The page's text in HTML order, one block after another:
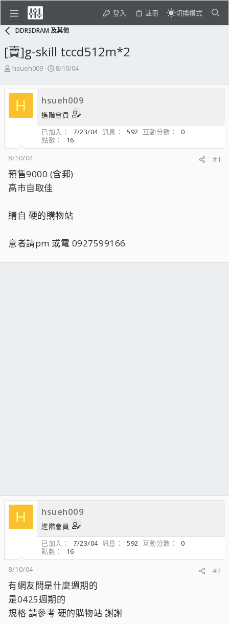
登入 註冊 切換模式
DDRSDRAM 及其他
[賣]g-skill tccd512m*2
主
發
起
人
hsueh009
開
日
期
8/10/04
H hsueh009
進階會員
已加入
7/23/04 訊息 592 互動分數
0
點數
16
8/10/04
#1
預售9000 (含郵)
高市自取佳
購自 硬的購物站
意者請pm 或電 0927599166
H hsueh009
進階會員
已加入
7/23/04 訊息 592 互動分數
0
點數
16
8/10/04
#2
有網友問是什麼週期的
是0425週期的
規格 請參考 硬的購物站 謝謝